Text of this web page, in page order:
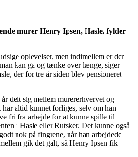
murer Henry Ipsen, Hasle, fylder
oplevelser, men indimellem er der
kan gå og tænke over længe, siger
der for tre år siden blev pensioneret
delt sig mellem murererhvervet og
har altid kunnet forliges, selv om han
fri fra arbejde for at kunne spille til
i Hasle eller Rutsker. Det kunne også
nok på fingrene, når han arbejdede
gik det galt, så Henry Ipsen fik